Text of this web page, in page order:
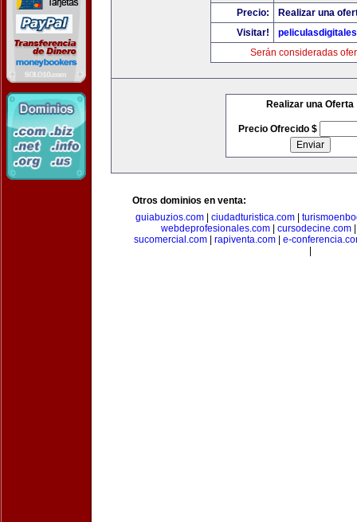
Precio:
Realizar una
Visitar!
Serán consideradas
Realizar una Oferta
Precio Ofrecido $
Otros dominios en venta:
guiabuzios.com| ciudadturistica.com|
webdeprofesionales.com| cursodecine.com
sucomercial.com
rapiventa.com
e-